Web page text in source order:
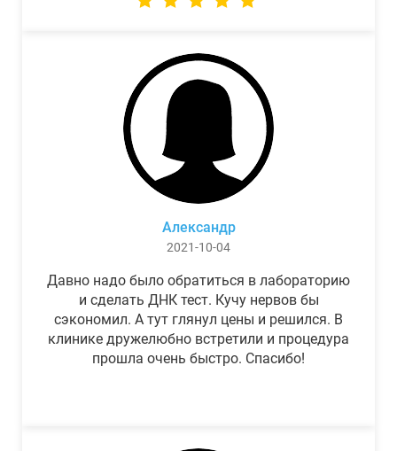
Александр
2021-10-04
Давно надо было обратиться в лабораторию
и сделать ДНК тест. Кучу нервов бы
сэкономил. А тут глянул цены и решился. В
клинике дружелюбно встретили и процедура
прошла очень быстро. Спасибо!